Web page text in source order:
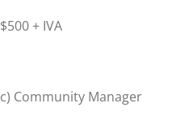
$500 + IVA
c) Community Manager